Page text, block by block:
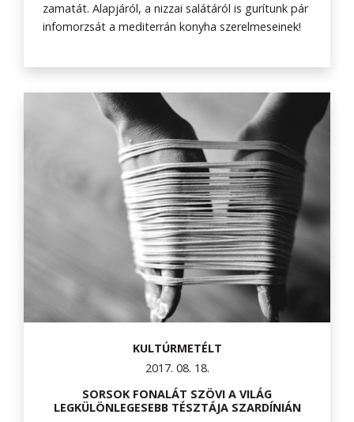
zamatát. Alapjáról, a nizzai salátáról is gurítunk pár
infomorzsát a mediterrán konyha szerelmeseinek!
KULTÚRMETÉLT
2017. 08. 18.
SORSOK FONALÁT SZÖVI A VILÁG
LEGKÜLÖNLEGESEBB TÉSZTÁJA SZARDÍNIÁN